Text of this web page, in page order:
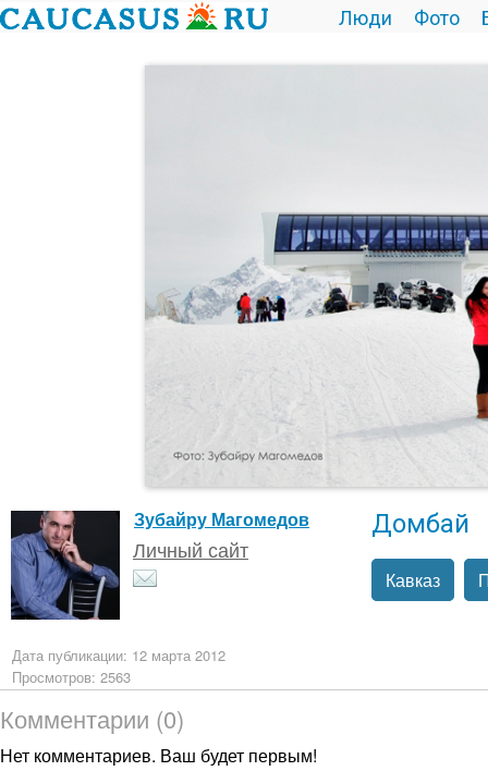
Люди Фото
Зубайру Магомедов
Личный сайт
Домбай
Кавказ
Дата публикации: 12 марта 2012
Просмотров: 2563
Комментарии (0)
Нет комментариев. Ваш будет первым!